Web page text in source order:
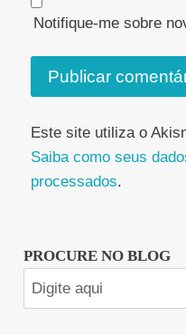
Notifique-me sobre
Este site utiliza o
Saiba como seus
processados.
PROCURE NO BLOG